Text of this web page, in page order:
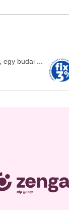
budai ...